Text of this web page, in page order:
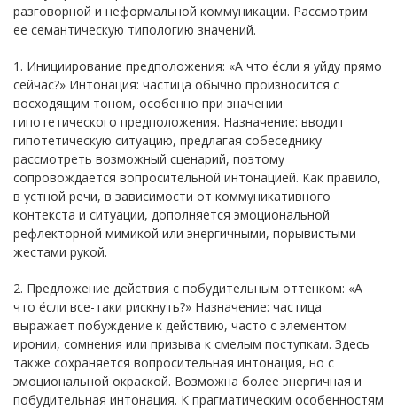
разговорной и неформальной коммуникации. Рассмотрим
ее семантическую типологию значений.
1. Инициирование предположения: «А что е́сли я уйду прямо
сейчас?» Интонация: частица обычно произносится с
восходящим тоном, особенно при значении
гипотетического предположения. Назначение: вводит
гипотетическую ситуацию, предлагая собеседнику
рассмотреть возможный сценарий, поэтому
сопровождается вопросительной интонацией. Как правило,
в устной речи, в зависимости от коммуникативного
контекста и ситуации, дополняется эмоциональной
рефлекторной мимикой или энергичными, порывистыми
жестами рукой.
2. Предложение действия с побудительным оттенком: «А
что е́сли все-таки рискнуть?» Назначение: частица
выражает побуждение к действию, часто с элементом
иронии, сомнения или призыва к смелым поступкам. Здесь
также сохраняется вопросительная интонация, но с
эмоциональной окраской. Возможна более энергичная и
побудительная интонация. К прагматическим особенностям